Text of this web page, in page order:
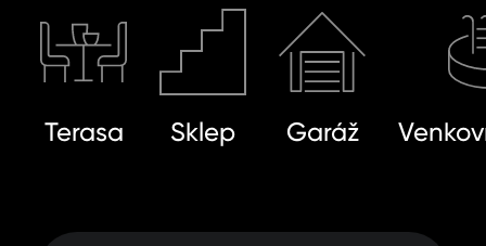
Terasa Sklep Garáž